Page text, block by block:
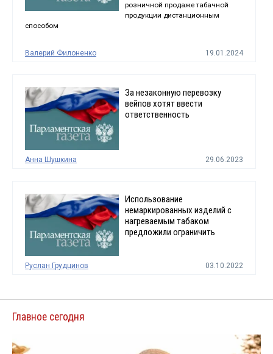
розничной продаже табачной
продукции дистанционным
способом
Валерий Филоненко 19.01.2024
За незаконную перевозку
вейпов хотят ввести
ответственность
Анна Шушкина 29.06.2023
Использование
немаркированных изделий с
нагреваемым табаком
предложили ограничить
Руслан Грудцинов 03.10.2022
Главное сегодня